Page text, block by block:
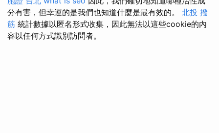
分有害，但幸運的是我們也知道什麼是最有效的。 北投 撥
筋 統計數據以匿名形式收集，因此無法以這些cookie的內
容以任何方式識別訪問者。